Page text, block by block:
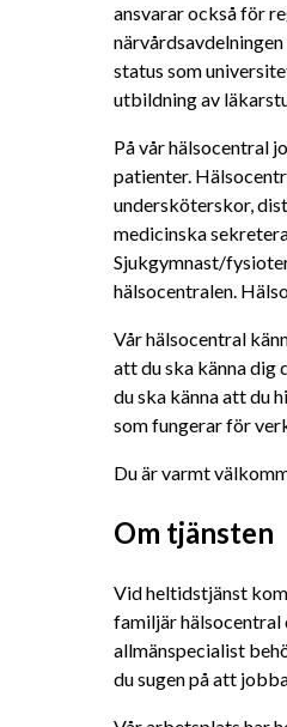
ansvarar också för
status som
utbildning av
På vår hälsocentral
patienter.
undersköterskor,
medicinska
Sjukgymnast/
hälsocentralen.
Vår hälsocentral
att du ska känna dig
du ska känna att du
som fungerar för
Du är varmt
Om tjänsten
Vid heltidstjänst
familjär hälsocentral
allmänspecialist
du sugen på att